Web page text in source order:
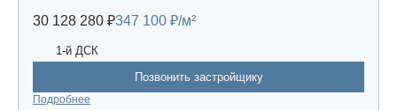
30 128 280 ₽347 100 ₽/м²
1-й ДСК
Позвонить застройщику
Подробнее